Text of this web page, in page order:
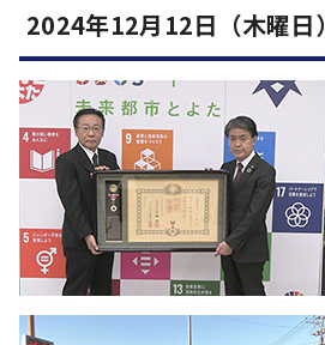
2024年12月12日（木曜日）